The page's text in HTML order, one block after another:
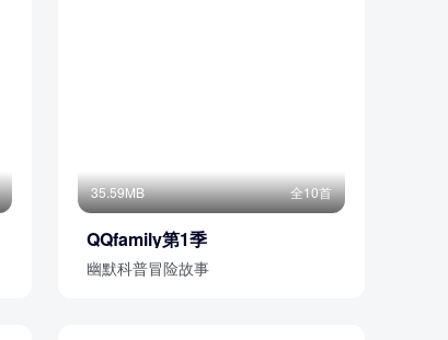
35.59MB 全10首
QQfamily第1季
幽默科普冒险故事